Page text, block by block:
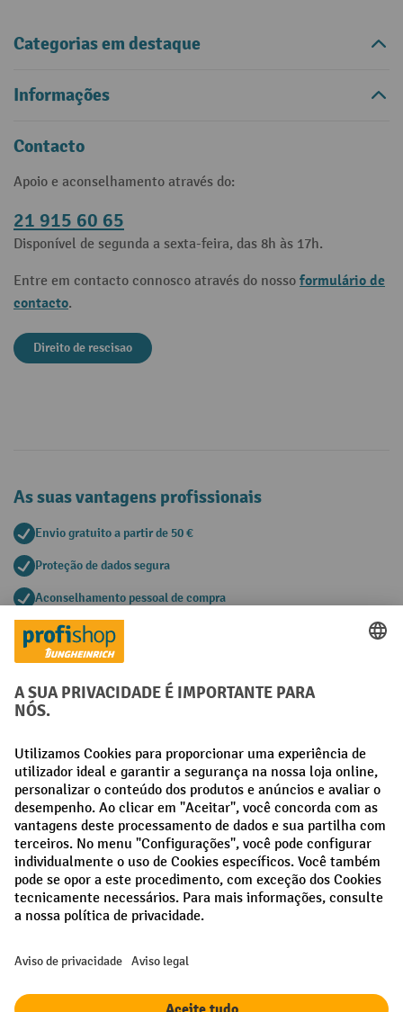
Categorias em destaque
Informações
Contacto
Apoio e aconselhamento através do:
21 915 60 65
Disponível de segunda a sexta-feira, das 8h às 17h.
Entre em contacto connosco através do nosso formulário de
contacto.
Direito de rescisao
As suas vantagens profissionais
Envio gratuito a partir de 50 €
Proteção de dados segura
Aconselhamento pessoal de compra
Métodos de pagamento
Redes sociais
Facebook
LinkedIn
Instagram
Termos e condições gerais Aviso Legal
Todos os preços excl. IVA maiscustos de envio